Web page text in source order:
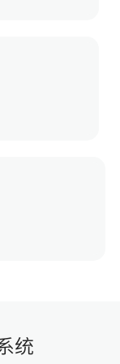
统